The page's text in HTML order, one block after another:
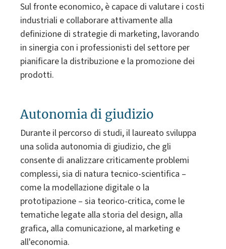
Sul fronte economico, è capace di valutare i costi
industriali e collaborare attivamente alla
definizione di strategie di marketing, lavorando
in sinergia con i professionisti del settore per
pianificare la distribuzione e la promozione dei
prodotti.
Autonomia di giudizio
Durante il percorso di studi, il laureato sviluppa
una solida autonomia di giudizio, che gli
consente di analizzare criticamente problemi
complessi, sia di natura tecnico-scientifica –
come la modellazione digitale o la
prototipazione – sia teorico-critica, come le
tematiche legate alla storia del design, alla
grafica, alla comunicazione, al marketing e
all'economia.